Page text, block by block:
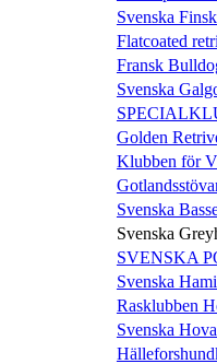
Svenska
Flatcoated
Fransk
Svenska
Golden
Klubben för
Svenska
Svenska
SVENSKA
Svenska
Rasklubben
Svenska